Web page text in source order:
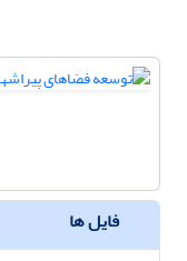
فایل ها